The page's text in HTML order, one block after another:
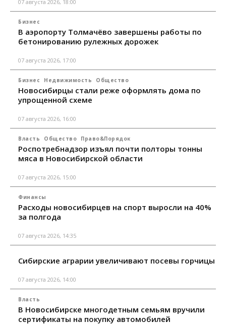
07 августа 2026, 18:00
Бизнес
В аэропорту Толмачёво завершены работы по
бетонированию рулежных дорожек
07 августа 2026, 17:00
Бизнес Недвижимость Общество
Новосибирцы стали реже оформлять дома по
упрощенной схеме
07 августа 2026, 16:00
Власть Общество Право&Порядок
Роспотребнадзор изъял почти полторы тонны
мяса в Новосибирской области
07 августа 2026, 15:00
Финансы
Расходы новосибирцев на спорт выросли на 40%
за полгода
07 августа 2026, 14:35
Сибирские аграрии увеличивают посевы горчицы
07 августа 2026, 14:00
Власть
В Новосибирске многодетным семьям вручили
сертификаты на покупку автомобилей